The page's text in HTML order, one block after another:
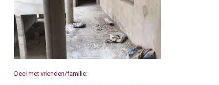
Deel met vrienden/familie: